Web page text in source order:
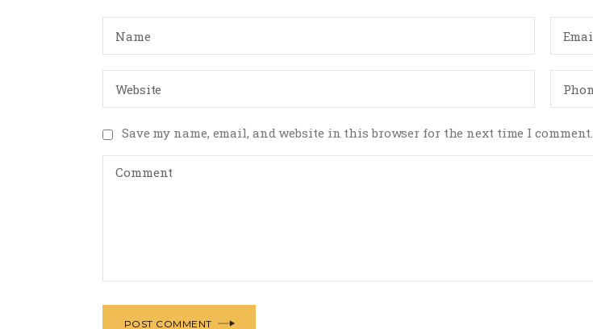
Save my name, email, and website in this browser for the next time I comment.
POST COMMENT